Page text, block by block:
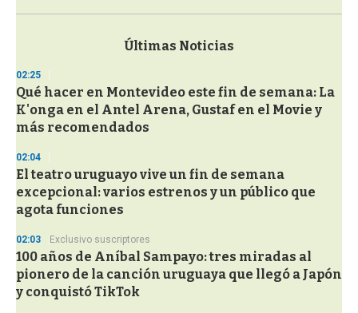
s
d
s
o
f
3
s
e
c
o
n
Últimas Noticias
02:25
Qué hacer en Montevideo este fin de semana: La
K'onga en el Antel Arena, Gustaf en el Movie y
más recomendados
02:04
El teatro uruguayo vive un fin de semana
excepcional: varios estrenos y un público que
agota funciones
02:03 Exclusivo suscriptores
100 años de Aníbal Sampayo: tres miradas al
pionero de la canción uruguaya que llegó a Japón
y conquistó TikTok